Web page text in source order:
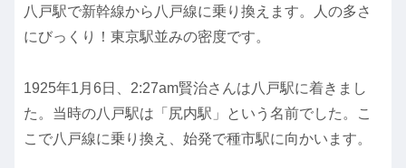
八戸駅で新幹線から八戸線に乗り換えます。人の多さ
にびっくり！東京駅並みの密度です。
1925年1月6日、2:27am賢治さんは八戸駅に着きまし
た。当時の八戸駅は「尻内駅」という名前でした。こ
こで八戸線に乗り換え、始発で種市駅に向かいます。